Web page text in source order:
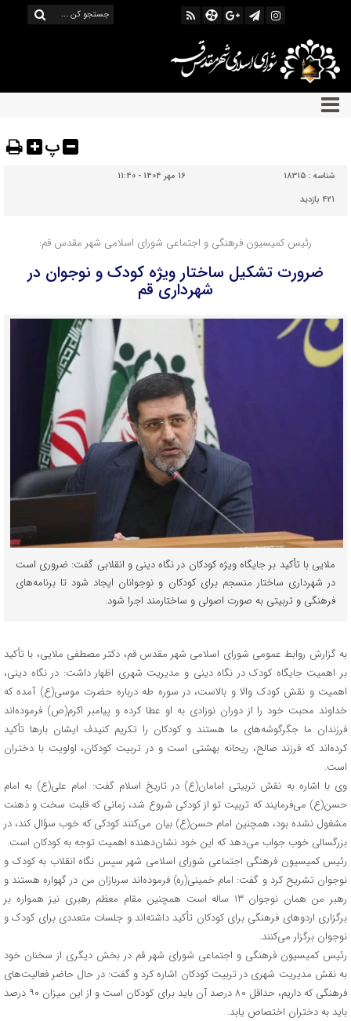
پ
شناسه : 18315
16 مهر 1404 - 11:40
421 بازدید
رئیس کمیسیون فرهنگی و اجتماعی شورای اسلامی شهر مقدس قم:
ضرورت تشکیل ساختار ویژه کودک و نوجوان در
شهرداری قم
ملایی با تأکید بر جایگاه ویژه کودکان در نگاه دینی و انقلابی گفت: ضروری است
در شهرداری ساختار منسجم برای کودکان و نوجوانان ایجاد شود تا برنامه‌های
فرهنگی و تربیتی به صورت اصولی و ساختارمند اجرا شود.
به گزارش روابط عمومی شورای اسلامی شهر مقدس قم، دکتر مصطفی ملایی، با تأکید
بر اهمیت جایگاه کودک در نگاه دینی و مدیریت شهری اظهار داشت: در نگاه دینی،
اهمیت و نقش کودک والا و بالاست، در سوره طه درباره حضرت موسی(ع) آمده که
خداوند محبت خود را از دوران نوزادی به او عطا کرده و پیامبر اکرم(ص) فرموده‌اند
فرزندان ما جگرگوشه‌های ما هستند و کودکان را تکریم کنیدف ایشان بارها تأکید
کرده‌اند که فرزند صالح، ریحانه بهشتی است و در تربیت کودکان، اولویت با دختران
است.
وی با اشاره به نقش تربیتی امامان(ع) در تاریخ اسلام گفت: امام علی(ع) به امام
حسن(ع) می‌فرمایند که تربیت تو از کودکی شروع شد، زمانی که قلبت سخت و ذهنت
مشغول نشده بود، همچنین امام حسن(ع) بیان می‌کنند کودکی که خوب سؤال کند، در
بزرگسالی خوب جواب می‌دهد که این خود نشان‌دهنده اهمیت توجه به کودکان است.
رئیس کمیسیون فرهنگی اجتماعی شورای اسلامی شهر سپس نگاه انقلاب به کودک و
نوجوان تشریح کرد و گفت: امام خمینی(ره) فرموده‌اند سربازان من در گهواره هستند و
رهبر من همان نوجوان ۱۳ ساله است همچنین مقام معظم رهبری نیز همواره بر
برگزاری اردوهای فرهنگی برای کودکان تأکید داشته‌اند و جلسات متعددی برای کودک و
نوجوان برگزار می‌کنند.
رئیس کمیسیون فرهنگی و اجتماعی شورای شهر قم در بخش دیگری از سخنان خود
به نقش مدیریت شهری در تربیت کودکان اشاره کرد و گفت: در حال حاضر فعالیت‌های
فرهنگی که داریم، حداقل ۸۰ درصد آن باید برای کودکان است و از این میزان ۹۰ درصد
باید به دختران اختصاص یابد.